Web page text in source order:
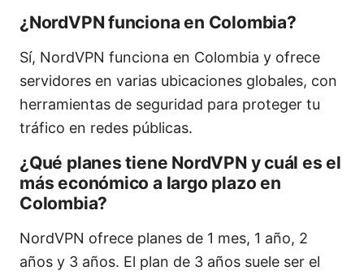
¿NordVPN funciona en Colombia?
Sí, NordVPN funciona en Colombia y ofrece
servidores en varias ubicaciones globales, con
herramientas de seguridad para proteger tu
tráfico en redes públicas.
¿Qué planes tiene NordVPN y cuál es el
más económico a largo plazo en
Colombia?
NordVPN ofrece planes de 1 mes, 1 año, 2
años y 3 años. El plan de 3 años suele ser el